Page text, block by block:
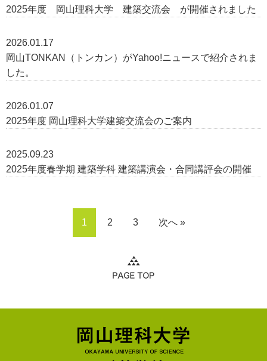
2025年度 岡山理科大学 建築交流会 が開催されました
2026.01.17
岡山TONKAN（トンカン）がYahoo!ニュースで紹介されま
した。
2026.01.07
2025年度 岡山理科大学建築交流会のご案内
2025.09.23
2025年度春学期 建築学科 建築講演会・合同講評会の開催
1 2 3 次へ »